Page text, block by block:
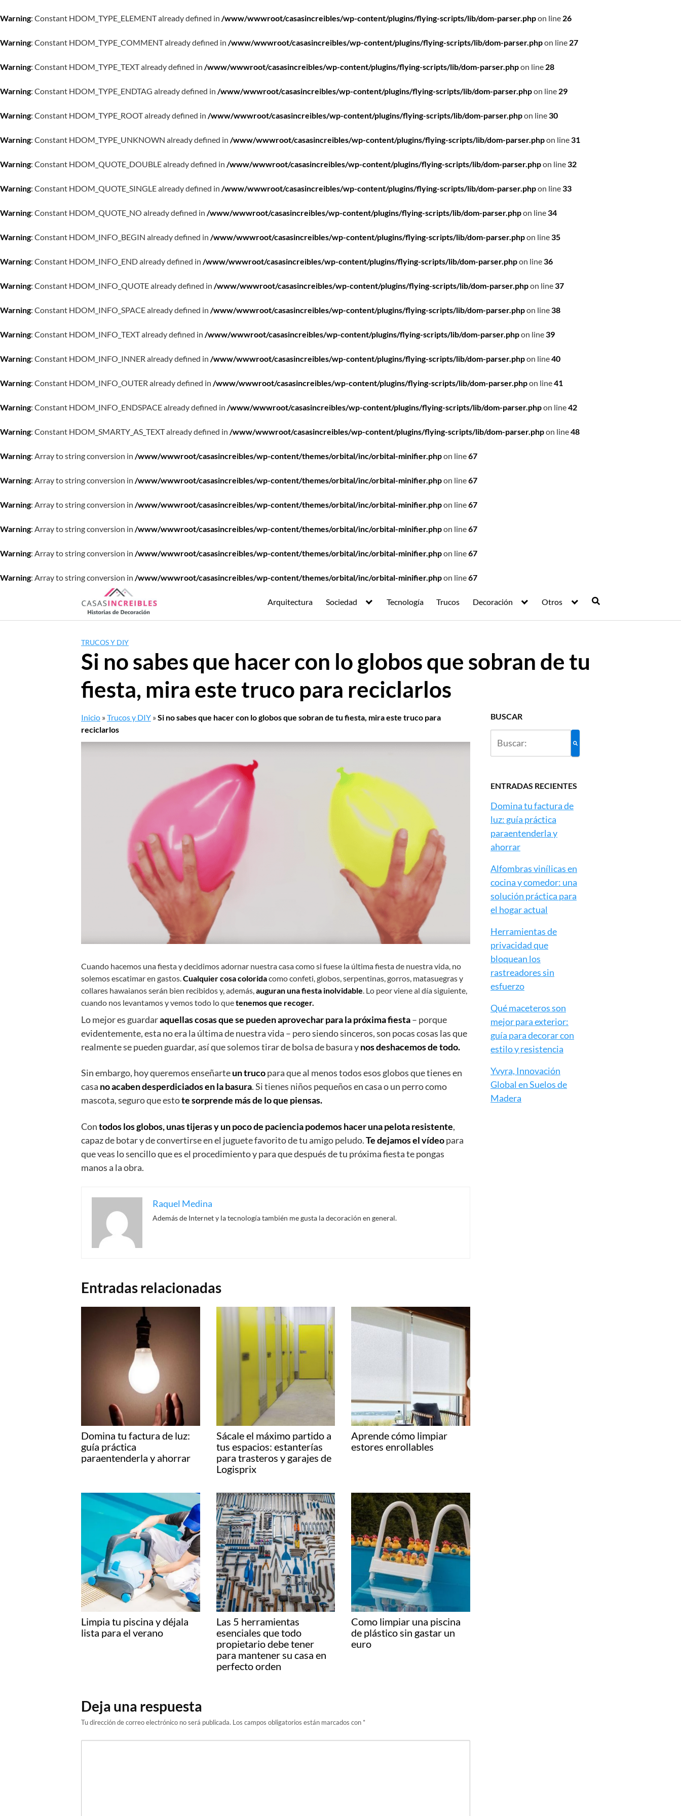
Warning: Constant HDOM_TYPE_ELEMENT already defined in /www/wwwroot/casasincreibles/wp-content/plugins/flying-scripts/lib/dom-parser.phpon line 26
Warning: Constant HDOM_TYPE_COMMENT already defined in /www/wwwroot/casasincreibles/wp-content/plugins/flying-scripts/lib/dom-parser.phpon line 27
Warning: Constant HDOM_TYPE_TEXT already defined in /www/wwwroot/casasincreibles/wp-content/plugins/flying-scripts/lib/dom-parser.phpon line 28
Warning: Constant HDOM_TYPE_ENDTAG already defined in /www/wwwroot/casasincreibles/wp-content/plugins/flying-scripts/lib/dom-parser.phpon line 29
Warning: Constant HDOM_TYPE_ROOT already defined in /www/wwwroot/casasincreibles/wp-content/plugins/flying-scripts/lib/dom-parser.phpon line30
Warning: Constant HDOM_TYPE_UNKNOWN already defined in /www/wwwroot/casasincreibles/wp-content/plugins/flying-scripts/lib/dom-parser.phpon line31
Warning: Constant HDOM_QUOTE_DOUBLE already defined in /www/wwwroot/casasincreibles/wp-content/plugins/flying-scripts/lib/dom-parser.phpon line32
Warning: Constant HDOM_QUOTE_SINGLE already defined in /www/wwwroot/casasincreibles/wp-content/plugins/flying-scripts/lib/dom-parser.phpon line33
Warning: Constant HDOM_QUOTE_NO already defined in /www/wwwroot/casasincreibles/wp-content/plugins/flying-scripts/lib/dom-parser.phpon line34
Warning: Constant HDOM_INFO_BEGIN already defined in /www/wwwroot/casasincreibles/wp-content/plugins/flying-scripts/lib/dom-parser.phpon line35
Warning: Constant HDOM_INFO_END already defined in /www/wwwroot/casasincreibles/wp-content/plugins/flying-scripts/lib/dom-parser.phpon line36
Warning: Constant HDOM_INFO_QUOTE already defined in /www/wwwroot/casasincreibles/wp-content/plugins/flying-scripts/lib/dom-parser.phpon line37
Warning: Constant HDOM_INFO_SPACE already defined in /www/wwwroot/casasincreibles/wp-content/plugins/flying-scripts/lib/dom-parser.phpon line38
Warning: Constant HDOM_INFO_TEXT already defined in /www/wwwroot/casasincreibles/wp-content/plugins/flying-scripts/lib/dom-parser.phpon line39
Warning: Constant HDOM_INFO_INNER already defined in /www/wwwroot/casasincreibles/wp-content/plugins/flying-scripts/lib/dom-parser.phpon line40
Warning: Constant HDOM_INFO_OUTER already defined in /www/wwwroot/casasincreibles/wp-content/plugins/flying-scripts/lib/dom-parser.phpon line41
Warning: Constant HDOM_INFO_ENDSPACE already defined in /www/wwwroot/casasincreibles/wp-content/plugins/flying-scripts/lib/dom-parser.phpon line42
Warning: Constant HDOM_SMARTY_AS_TEXT already defined in /www/wwwroot/casasincreibles/wp-content/plugins/flying-scripts/lib/dom-parser.phpon line48
Warning: Array to string conversion in /www/wwwroot/casasincreibles/wp-content/themes/orbital/inc/orbital-minifier.phpon line67
Warning: Array to string conversion in /www/wwwroot/casasincreibles/wp-content/themes/orbital/inc/orbital-minifier.phpon line67
Warning: Array to string conversion in /www/wwwroot/casasincreibles/wp-content/themes/orbital/inc/orbital-minifier.phpon line67
Warning: Array to string conversion in /www/wwwroot/casasincreibles/wp-content/themes/orbital/inc/orbital-minifier.phpon line67
Warning: Array to string conversion in /www/wwwroot/casasincreibles/wp-content/themes/orbital/inc/orbital-minifier.phpon line67
Warning: Array to string conversion in /www/wwwroot/casasincreibles/wp-content/themes/orbital/inc/orbital-minifier.phpon line67
Arquitectura Sociedad Tecnología Trucos Decoración Otros
TRUCOS Y DIY
Si no sabes que hacer con lo globos que sobran de tu
fiesta, mira este truco para reciclarlos
Inicio »Trucos y DIY »Si no sabes que hacer con lo globos que sobran de tu fiesta, mira este truco para
reciclarlos
Cuando hacemos una fiesta y decidimos adornar nuestra casa como si fuese la última fiesta de nuestra vida, no
solemos escatimar en gastos.Cualquier cosa coloridacomo confeti, globos, serpentinas, gorros, matasuegras y
collares hawaianos serán bien recibidos y, además,auguran una fiesta inolvidable. Lo peor viene al día siguiente,
cuando nos levantamos y vemos todo lo quetenemos que recoger.
Lo mejor es guardar
Sin embargo, hoy queremos enseñarteun trucopara que al menos todos esos globos que tienes en
no acaben desperdiciados en la basura
mascota, seguro que esto
capaz de botar y de convertirse en el juguete favorito de tu amigo peludo.
manos a la obra.
Raquel Medina
Además de Internet y la tecnología también me gusta la decoración en general.
Entradas relacionadas
Domina tu factura de luz:
guía práctica
Sácale el máximo partido a
tus espacios: estanterías
Aprende cómo limpiar
estores enrollables
BUSCAR
ENTRADAS RECIENTES
Domina tu factura de
luz: guía práctica
paraentenderla y
ahorrar
Alfombras vinílicas en
cocina y comedor: una
solución práctica para
el hogar actual
Herramientas de
privacidad que
bloquean los
rastreadores sin
esfuerzo
Qué maceteros son
mejor para exterior:
guía para decorar con
estilo y resistencia
Yvyra, Innovación
Global en Suelos de
Madera